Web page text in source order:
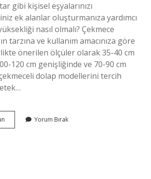
gibi kişisel eşyalarınızı
ek alanlar oluşturmanıza yardımcı
nasıl olmalı? Çekmece
tarzına ve kullanım amacınıza göre
önerilen ölçüler olarak 35-40 cm
120 cm genişliğinde ve 70-90 cm
dolap modellerini tercih
Üstü
Yorum Bırak